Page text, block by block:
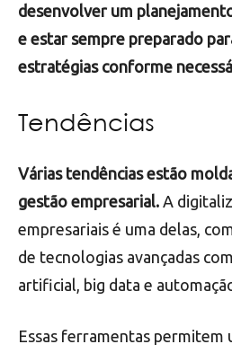
desenvolver um
e estar sempre preparado
estratégias conforme
Tendências
Várias tendências estão
gestão empresarial. A
empresariais é uma delas,
de tecnologias avançadas
artificial, big data e
Essas ferramentas permitem